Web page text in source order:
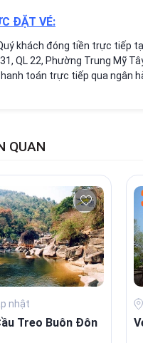
ĐẶT VÉ:
khách đóng tiền trực tiếp
QL 22, Phường Trung Mỹ
toán trực tiếp qua ngân
QUAN
nhật
Treo Buôn Đôn